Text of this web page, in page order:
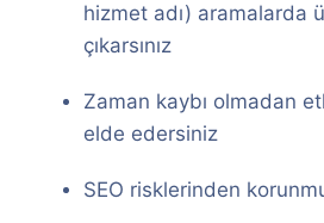
hizmet adı) aramalarda
çıkarsınız
Zaman kaybı olmadan
elde edersiniz
SEO risklerinden